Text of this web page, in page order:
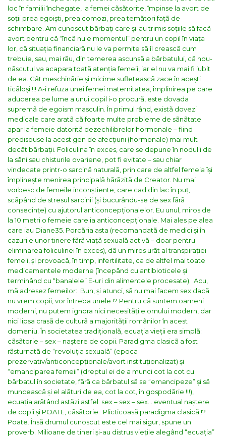
loc în familii închegate, la femei cãsãtorite, împinse la avort de
soții prea egoiști, prea comozi, prea temãtori fațã de
schimbare. Am cunoscut bãrbați care și-au trimis soțiile sã facã
avort pentru cã “încã nu e momentul” pentru un copil în viața
lor, cã situația financiarã nu le va permite sã îl creascã cum
trebuie, sau, mai rãu, din temerea ascunsã a bãrbatului, cã nou-
nãscutul va acapara toatã atenția femeii, iar el nu va mai fi iubit
de ea. Cât meschinãrie și micime sufleteascã zace în acești
ticãloși !!! A-i refuza unei femei maternitatea, împlinirea pe care
aducerea pe lume a unui copil i-o procurã, este dovada
supremã de egoism masculin. În primul rând, existã dovezi
medicale care aratã cã foarte multe probleme de sãnãtate
apar la femeie datoritã dezechilibrelor hormonale – fiind
predispuse la acest gen de afecțiuni (hormonale) mai mult
decât bãrbații. Foliculina în exces, care se depune în nodulii de
la sâni sau chisturile ovariene, pot fi evitate – sau chiar
vindecate printr-o sarcinã naturalã, prin care de altfel femeia își
împlinește menirea principalã hãrãzitã de Creator. Nu mai
vorbesc de femeile inconștiente, care cad din lac în puț,
scãpând de stresul sarcinii (și bucurându-se de sex fãrã
consecințe) cu ajutorul anticoncepționalelor. Eu unul, miros de
la 10 metri o femeie care ia anticoncepționale. Mai ales pe alea
care iau Diane35. Porcãria asta (recomandatã de medici și în
cazurile unor tinere fãrã viațã sexualã activã – doar pentru
eliminarea foliculinei în exces), dã un miros urât al transpirației
femeii, și provoacã, în timp, infertilitate, ca de altfel mai toate
medicamentele moderne (începând cu antibioticele și
terminând cu “banalele” E-uri din alimentele procesate).
Acu,
mã adresez femeilor: Bun, și atunci, sã nu mai facem sex dacã
nu vrem copii, vor întreba unele !? Pentru cã suntem oameni
moderni, nu putem ignora nici necesitãțile omului modern, dar
nici lipsa crasã de culturã a majoritãții românilor în acest
domeniu. În societatea tradiționalã, ecuația vieții era simplã:
cãsãtorie – sex – naștere de copii. Paradigma clasicã a fost
rãsturnatã de “revoluția sexualã” (epoca
prezervativ/anticoncepționale/avort instituționalizat) și
“emanciparea femeii” (dreptul ei de a munci cot la cot cu
bãrbatul în societate, fãrã ca bãrbatul sã se “emancipeze” și sã
munceascã și el alãturi de ea, cot la cot, în gospodãrie !!!),
ecuația arãtând astãzi astfel: sex – sex – sex… eventual naștere
de copii și POATE, cãsãtorie.
Plicticoasã paradigma clasicã !?
Poate. Însã drumul cunoscut este cel mai sigur, spune un
proverb. Milioane de tineri și-au distrus viețile alegând “ecuația”